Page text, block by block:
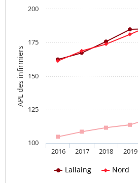
APL des infirmiers
Lallaing Nord
2016 2017 2018 2019
100
125
150
175
200